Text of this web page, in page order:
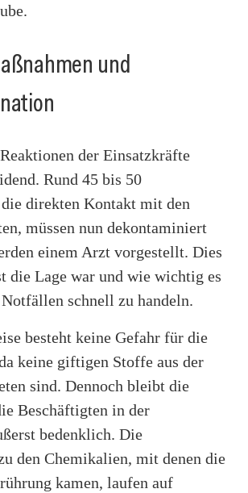
und
der Einsatzkräfte
Rund 45 bis 50
direkten Kontakt mit den
müssen nun dekontaminiert
einem Arzt vorgestellt. Dies
die Lage war und wie wichtig es
schnell zu handeln.
besteht keine Gefahr für die
keine giftigen Stoffe aus der
sind. Dennoch bleibt die
Beschäftigten in der
bedenklich. Die
den Chemikalien, mit denen die
kamen, laufen auf